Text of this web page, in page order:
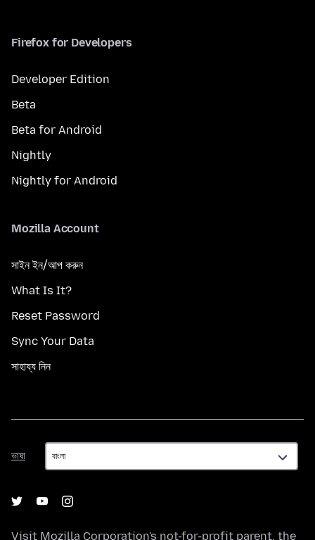
Firefox for Developers
Developer Edition
Beta
Beta for Android
Nightly
Nightly for Android
Mozilla Account
সাইন ইন/আপ করুন
What Is It?
Reset Password
Sync Your Data
সাহায্য নিন
ভাষা
ভাষা
Visit Mozilla Corporation's not-for-profit parent, the